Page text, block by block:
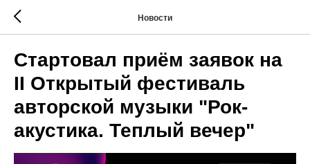
Новости
Стартовал приём заявок на
II Открытый фестиваль
авторской музыки "Рок-
акустика. Теплый вечер"